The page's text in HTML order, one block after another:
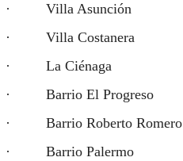
· Villa Asunción
· Villa Costanera
· La Ciénaga
· Barrio El Progreso
· Barrio Roberto Romero
· Barrio Palermo